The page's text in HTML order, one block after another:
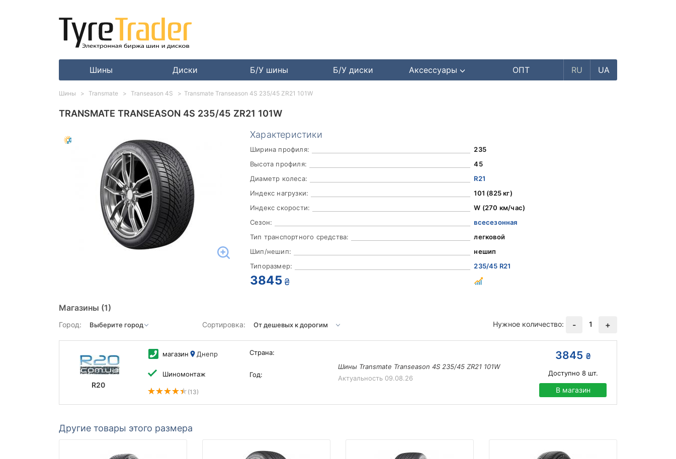
Шины Диски Б/У шины Б/У диски Аксессуары ОПТ RU UA
TRANSMATE TRANSEASON 4S 235/45 ZR21 101W
Характеристики
Ширина профиля:
235
Высота профиля:
45
Диаметр колеса:
R21
Индекс нагрузки:
101 (825 кг)
Индекс скорости:
W (270 км/час)
Сезон:
всесезонная
Тип транспортного средства:
легковой
Шип/нешип:
нешип
Типоразмер:
235/45 R21
3845 ₴
Магазины (1)
Город: Сортировка: Нужное количество: - 1 +
R20
магазин Днепр
Шиномонтаж
(13)
Страна:
Год:
Шины Transmate Transeason 4S 235/45 ZR21 101W
Актуальность 09.08.26
3845 ₴
Доступно 8шт.
В магазин
Другие товары этого размера
Шины Transmate Transeason 4S Transmate Transeason 4S 235/45 ZR21 101W